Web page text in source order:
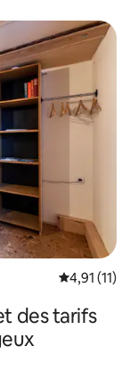
Évaluation
4,91 (11)
des tarifs